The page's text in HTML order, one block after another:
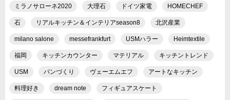
ミラノサローネ2020 大理石 ドイツ家電 HOMECHEF
石 リアルキッチン＆インテリアseason8 北沢産業
milano salone messefrankfurt USMハラー Heimtextile
福岡 キッチンカウンター マテリアル キッチントレンド
USM パンづくり ヴェーエムエフ アートなキッチン
料理好き dream note フィギュアスケート